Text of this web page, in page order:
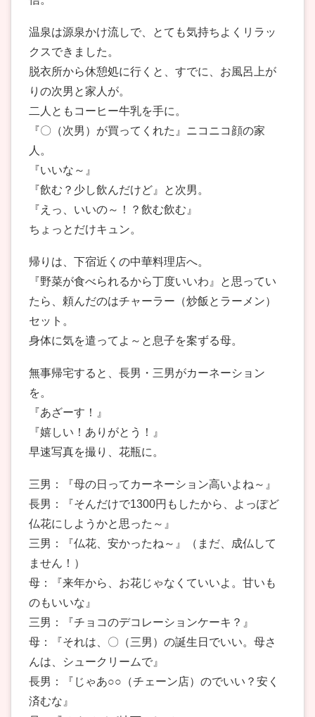
温泉は源泉かけ流しで、とても気持ちよくリラッ
クスできました。
脱衣所から休憩処に行くと、すでに、お風呂上が
りの次男と家人が。
二人ともコーヒー牛乳を手に。
『〇（次男）が買ってくれた』ニコニコ顔の家
人。
『いいな～』
『飲む？少し飲んだけど』と次男。
『えっ、いいの～！？飲む飲む』
ちょっとだけキュン。
帰りは、下宿近くの中華料理店へ。
『野菜が食べられるから丁度いいわ』と思ってい
たら、頼んだのはチャーラー（炒飯とラーメン）
セット。
身体に気を遣ってよ～と息子を案ずる母。
無事帰宅すると、長男・三男がカーネーション
を。
『あざーす！』
『嬉しい！ありがとう！』
早速写真を撮り、花瓶に。
三男：『母の日ってカーネーション高いよね～』
長男：『そんだけで1300円もしたから、よっぽど
仏花にしようかと思った～』
三男：『仏花、安かったね～』（まだ、成仏して
ません！）
母：『来年から、お花じゃなくていいよ。甘いも
のもいいな』
三男：『チョコのデコレーションケーキ？』
母：『それは、〇（三男）の誕生日でいい。母さ
んは、シュークリームで』
長男：『じゃあ○○（チェーン店）のでいい？安く
済むな』